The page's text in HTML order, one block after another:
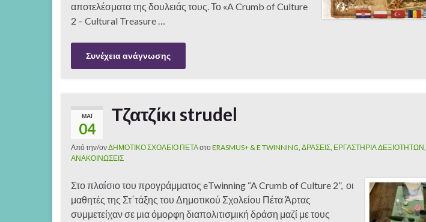
αποτελέσματα της δουλειάς τους. Το «A Crumb of Culture
2 – Cultural Treasure …
Συνέχεια ανάγνωσης
ΜΆΙ
04
Τζατζίκι strudel
Από την/ονΔΗΜΟΤΙΚΟ ΣΧΟΛΕΙΟ ΠΕΤΑστο ERASMUS+ & E TWINNING, ΔΡΑΣΕΙΣ, ΕΡΓΑΣΤΗΡΙΑ ΔΕΞΙΟΤΗΤΩΝ,
ΑΝΑΚΟΙΝΩΣΕΙΣ
Στο πλαίσιο του προγράμματος eTwinning “A Crumb of Culture 2”, οι
μαθητές της Στ΄τάξης του Δημοτικού Σχολείου Πέτα Άρτας
συμμετείχαν σε μια όμορφη διαπολιτισμική δράση μαζί με τους